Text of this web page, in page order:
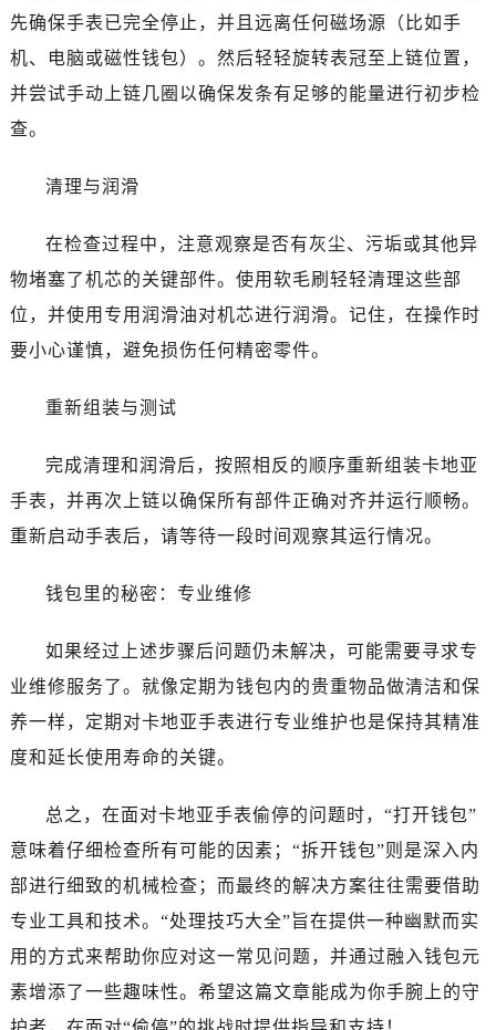
先确保手表已完全停止，并且远离任何磁场源（比如手
机、电脑或磁性钱包）。然后轻轻旋转表冠至上链位置，
并尝试手动上链几圈以确保发条有足够的能量进行初步检
查。
清理与润滑
在检查过程中，注意观察是否有灰尘、污垢或其他异
物堵塞了机芯的关键部件。使用软毛刷轻轻清理这些部
位，并使用专用润滑油对机芯进行润滑。记住，在操作时
要小心谨慎，避免损伤任何精密零件。
重新组装与测试
完成清理和润滑后，按照相反的顺序重新组装卡地亚
手表，并再次上链以确保所有部件正确对齐并运行顺畅。
重新启动手表后，请等待一段时间观察其运行情况。
钱包里的秘密：专业维修
如果经过上述步骤后问题仍未解决，可能需要寻求专
业维修服务了。就像定期为钱包内的贵重物品做清洁和保
养一样，定期对卡地亚手表进行专业维护也是保持其精准
度和延长使用寿命的关键。
总之，在面对卡地亚手表偷停的问题时，“打开钱包”
意味着仔细检查所有可能的因素；“拆开钱包”则是深入内
部进行细致的机械检查；而最终的解决方案往往需要借助
专业工具和技术。“处理技巧大全”旨在提供一种幽默而实
用的方式来帮助你应对这一常见问题，并通过融入钱包元
素增添了一些趣味性。希望这篇文章能成为你手腕上的守